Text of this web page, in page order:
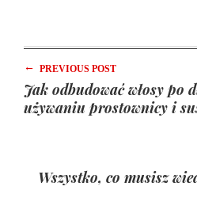
← PREVIOUS POST
Jak odbudować włosy po
używaniu prostownicy i
Wszystko, co musisz